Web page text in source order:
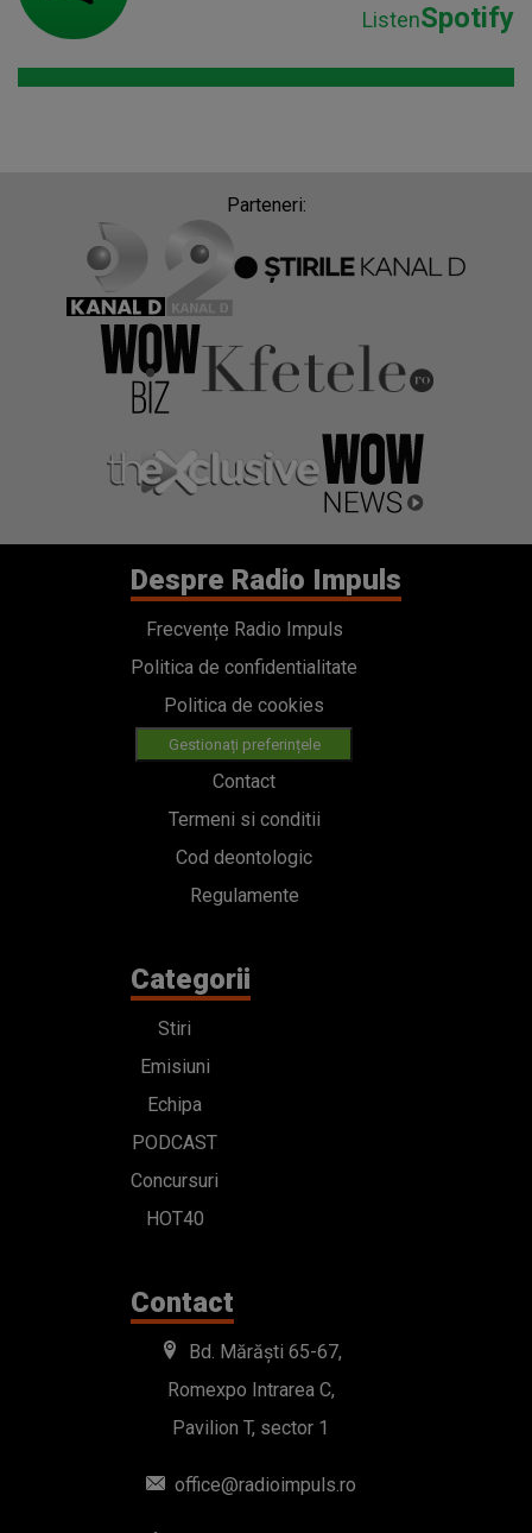
ListenSpotify
Parteneri:
Despre Radio Impuls
Frecvențe Radio Impuls
Politica de confidentialitate
Politica de cookies
Gestionați preferințele
Contact
Termeni si conditii
Cod deontologic
Regulamente
Categorii
Stiri
Emisiuni
Echipa
PODCAST
Concursuri
HOT40
Contact
Bd. Mărăști 65-67,
Romexpo Intrarea C,
Pavilion T, sector 1
office@radioimpuls.ro